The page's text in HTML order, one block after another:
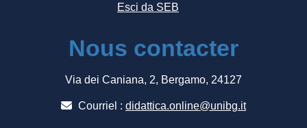
Esci da SEB
Nous contacter
Via dei Caniana, 2, Bergamo, 24127
Courriel : didattica.online@unibg.it